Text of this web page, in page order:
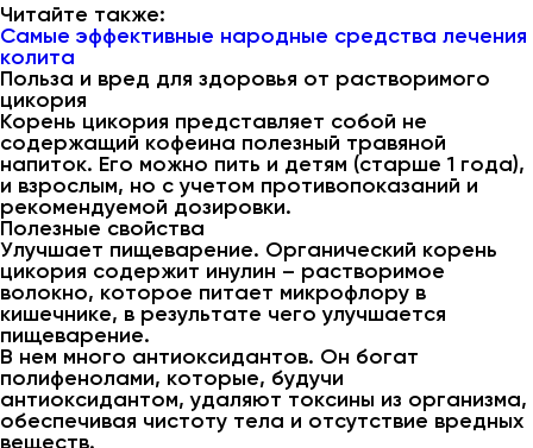
Читайте также:
Самые эффективные народные средства лечения
колита
Польза и вред для здоровья от растворимого
цикория
Корень цикория представляет собой не
содержащий кофеина полезный травяной
напиток. Его можно пить и детям (старше 1 года),
и взрослым, но с учетом противопоказаний и
рекомендуемой дозировки.
Полезные свойства
Улучшает пищеварение. Органический корень
цикория содержит инулин – растворимое
волокно, которое питает микрофлору в
кишечнике, в результате чего улучшается
пищеварение.
В нем много антиоксидантов. Он богат
полифенолами, которые, будучи
антиоксидантом, удаляют токсины из организма,
обеспечивая чистоту тела и отсутствие вредных
веществ.